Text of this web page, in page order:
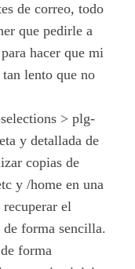
de correo, todo
que pedirle a
hacer que mi
lento que no
> plg-
y detallada de
copias de
y /home en una
el
forma sencilla.
forma